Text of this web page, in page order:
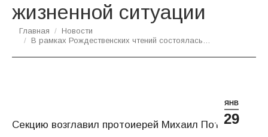
жизненной ситуации
Вы здесь:
Главная
Новости
В рамках Рождественских чтений состоялась…
ЯНВ
29
Секцию возглавил протоиерей Михаил Потокин